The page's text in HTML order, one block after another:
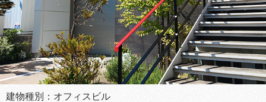
建物種別：オフィスビル